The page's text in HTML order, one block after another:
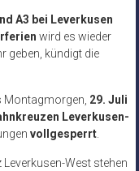
A3 bei Leverkusen
wird es wieder
geben, kündigt die
Montagmorgen, 29. Juli
Leverkusen-
vollgesperrt.
West stehen